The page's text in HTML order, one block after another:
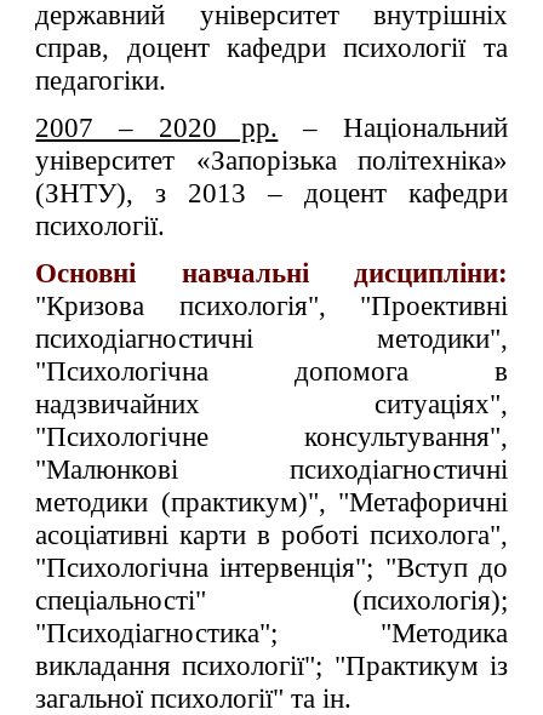
державний університет внутрішніх
справ, доцент кафедри психології та
педагогіки.
2007 – 2020 рр. – Національний
університет «Запорізька політехніка»
(ЗНТУ), з 2013 – доцент кафедри
психології.
Основні навчальні дисципліни:
"Кризова психологія", "Проективні
психодіагностичні методики",
"Психологічна допомога в
надзвичайних ситуаціях",
"Психологічне консультування",
"Малюнкові психодіагностичні
методики (практикум)", "Метафоричні
асоціативні карти в роботі психолога",
"Психологічна інтервенція"; "Вступ до
спеціальності" (психологія);
"Психодіагностика"; "Методика
викладання психології"; "Практикум із
загальної психології" та ін.